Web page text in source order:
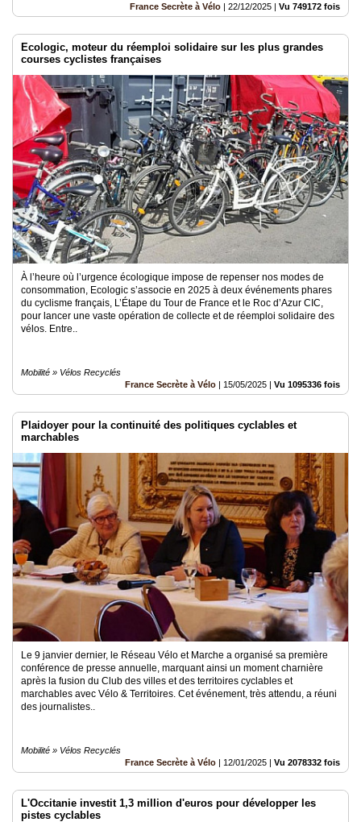
France Secrète à Vélo | 22/12/2025 | Vu 749172 fois
Ecologic, moteur du réemploi solidaire sur les plus grandes
courses cyclistes françaises
À l’heure où l’urgence écologique impose de repenser nos modes de
consommation, Ecologic s’associe en 2025 à deux événements phares
du cyclisme français, L’Étape du Tour de France et le Roc d’Azur CIC,
pour lancer une vaste opération de collecte et de réemploi solidaire des
vélos. Entre..
Mobilité » Vélos Recyclés
France Secrète à Vélo | 15/05/2025 | Vu 1095336 fois
Plaidoyer pour la continuité des politiques cyclables et
marchables
Le 9 janvier dernier, le Réseau Vélo et Marche a organisé sa première
conférence de presse annuelle, marquant ainsi un moment charnière
après la fusion du Club des villes et des territoires cyclables et
marchables avec Vélo & Territoires. Cet événement, très attendu, a réuni
des journalistes..
Mobilité » Vélos Recyclés
France Secrète à Vélo | 12/01/2025 | Vu 2078332 fois
L'Occitanie investit 1,3 million d'euros pour développer les
pistes cyclables